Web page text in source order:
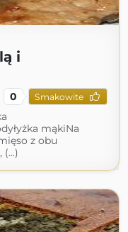
i
0 Smakowite
mąkiNa
z obu